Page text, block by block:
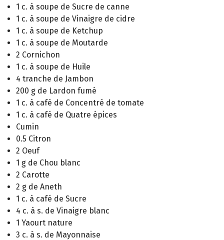
1 c. à soupe de Sucre de canne
1 c. à soupe de Vinaigre de cidre
1 c. à soupe de Ketchup
1 c. à soupe de Moutarde
2 Cornichon
1 c. à soupe de Huile
4 tranche de Jambon
200 g de Lardon fumé
1 c. à café de Concentré de tomate
1 c. à café de Quatre épices
Cumin
0.5 Citron
2 Oeuf
1 g de Chou blanc
2 Carotte
2 g de Aneth
1 c. à café de Sucre
4 c. à s. de Vinaigre blanc
1 Yaourt nature
3 c. à s. de Mayonnaise